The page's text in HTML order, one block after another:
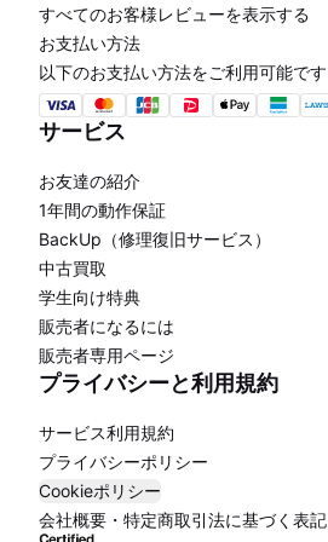
すべてのお客様レビューを表示する
お支払い方法
以下のお支払い方法をご利用可能です
サービス
お友達の紹介
1年間の動作保証
BackUp（修理復旧サービス）
中古買取
学生向け特典
販売者になるには
販売者専用ページ
プライバシーと利用規約
サービス利用規約
プライバシーポリシー
Cookieポリシー
会社概要・特定商取引法に基づく表記